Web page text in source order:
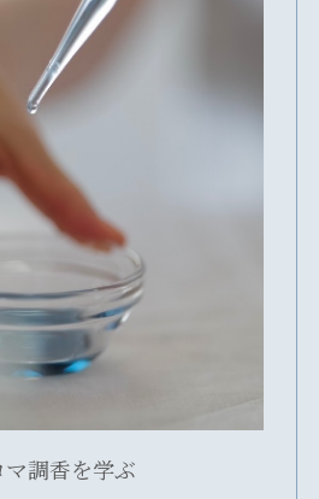
マ調香を学ぶ